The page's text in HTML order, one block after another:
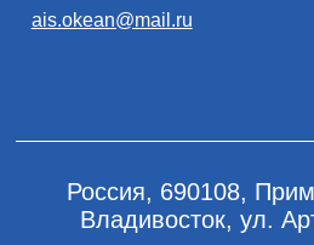
ais.okean@mail.ru
Россия, 690108,
Владивосток, ул.